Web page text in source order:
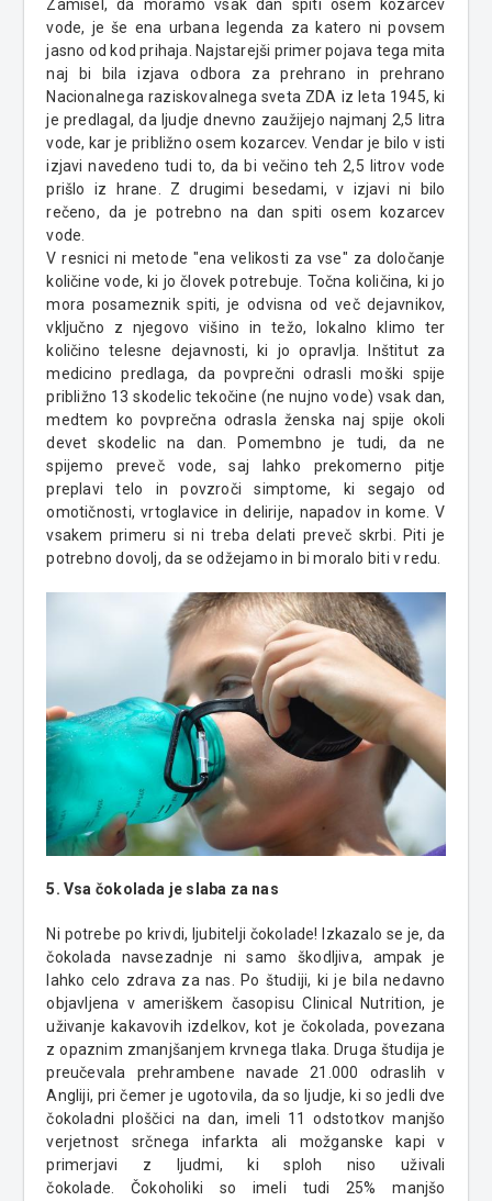
Zamisel, da moramo vsak dan spiti osem kozarcev
vode, je še ena urbana legenda za katero ni povsem
jasno od kod prihaja. Najstarejši primer pojava tega mita
naj bi bila izjava odbora za prehrano in prehrano
Nacionalnega raziskovalnega sveta ZDA iz leta 1945, ki
je predlagal, da ljudje dnevno zaužijejo najmanj 2,5 litra
vode, kar je približno osem kozarcev. Vendar je bilo v isti
izjavi navedeno tudi to, da bi večino teh 2,5 litrov vode
prišlo iz hrane. Z drugimi besedami, v izjavi ni bilo
rečeno, da je potrebno na dan spiti osem kozarcev
vode.
V resnici ni metode "ena velikosti za vse" za določanje
količine vode, ki jo človek potrebuje. Točna količina, ki jo
mora posameznik spiti, je odvisna od več dejavnikov,
vključno z njegovo višino in težo, lokalno klimo ter
količino telesne dejavnosti, ki jo opravlja. Inštitut za
medicino predlaga, da povprečni odrasli moški spije
približno 13 skodelic tekočine (ne nujno vode) vsak dan,
medtem ko povprečna odrasla ženska naj spije okoli
devet skodelic na dan. Pomembno je tudi, da ne
spijemo preveč vode, saj lahko prekomerno pitje
preplavi telo in povzroči simptome, ki segajo od
omotičnosti, vrtoglavice in delirije, napadov in kome . V
vsakem primeru si ni treba delati preveč skrbi. Piti je
potrebno dovolj, da se odžejamoin bi moralo biti v redu.
5. Vsa čokolada je slaba za nas
Ni potrebe po krivdi, ljubitelji čokolade! Izkazalo se je, da
čokolada navsezadnje ni samo škodljiva, ampak je
lahko celo zdrava za nas. Po študiji, ki je bila nedavno
objavljena v ameriškem časopisuClinical Nutrition, je
uživanje kakavovih izdelkov, kot je čokolada, povezana
z opaznim zmanjšanjem krvnega tlaka. Druga študija je
preučevala prehrambene navade 21.000 odraslih v
Angliji, pri čemer je ugotovila, da so ljudje, ki so jedli dve
čokoladni ploščici na dan, imeli 11 odstotkov manjšo
verjetnost srčnega infarkta ali možganske kapi v
primerjavi z ljudmi, ki sploh niso uživali
čokolade. Čokoholiki so imeli tudi 25% manjšo